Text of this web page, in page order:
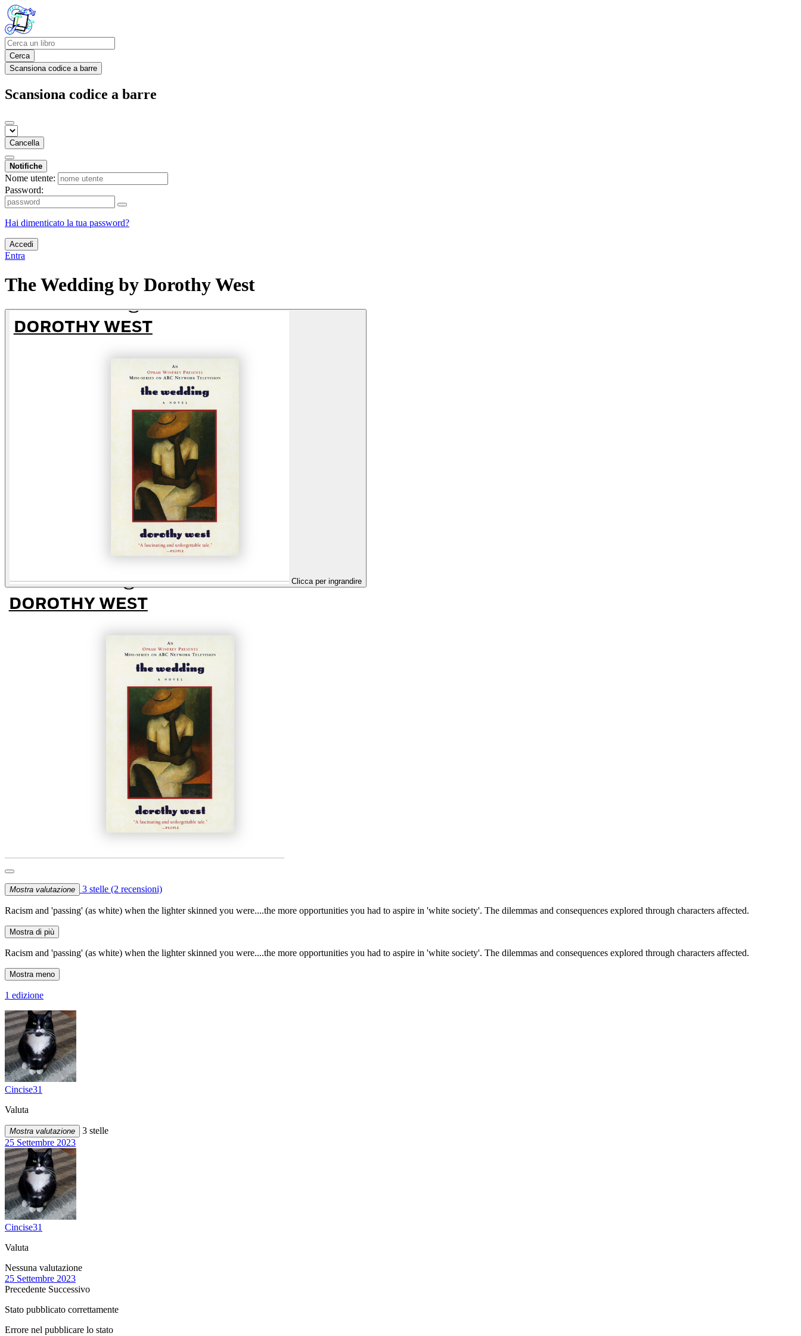
Cerca
Scansiona codice a barre
Scansiona codice a barre
Cancella
Notifiche
Nome utente:
Password:
Hai dimenticato la tua password?
Accedi
Entra
The Wedding by Dorothy West
Clicca per ingrandire
Mostra valutazione 3 stelle (2 recensioni)
Racism and 'passing' (as white) when the lighter skinned you were....the more opportunities you had to aspire in 'white society'. The dilemmas and consequences explored through characters affected.
Mostra di più
Racism and 'passing' (as white) when the lighter skinned you were....the more opportunities you had to aspire in 'white society'. The dilemmas and consequences explored through characters affected.
Mostra meno
1 edizione
Cincise31
Valuta
Mostra valutazione
3 stelle
25 Settembre 2023
Cincise31
Valuta
Nessuna valutazione
25 Settembre 2023
Precedente Successivo
Stato pubblicato correttamente
Errore nel pubblicare lo stato